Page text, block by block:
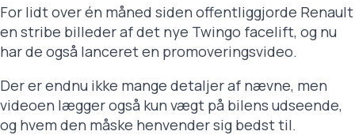
For lidt over én måned siden offentliggjorde Renault
en stribe billeder af det nye Twingo facelift, og nu
har de også lanceret en promoveringsvideo.
Der er endnu ikke mange detaljer af nævne, men
videoen lægger også kun vægt på bilens udseende,
og hvem den måske henvender sig bedst til.